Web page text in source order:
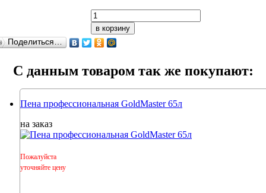
в корзину
Поделиться…
C данным товаром так же покупают:
Пена профессиональная GoldMaster 65л
на заказ
Пожалуйста
уточняйте цену